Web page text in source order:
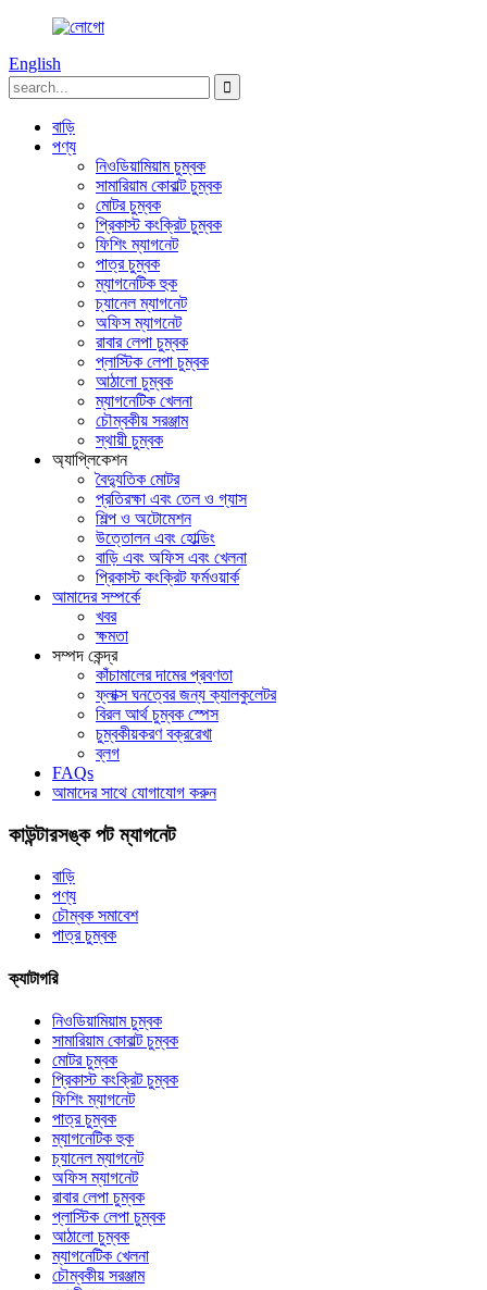
English
বাড়ি
পণ্য
নিওডিয়ামিয়াম চুম্বক
সামারিয়াম কোবাল্ট চুম্বক
মোটর চুম্বক
প্রিকাস্ট কংক্রিট চুম্বক
ফিশিং ম্যাগনেট
পাত্র চুম্বক
ম্যাগনেটিক হুক
চ্যানেল ম্যাগনেট
অফিস ম্যাগনেট
রাবার লেপা চুম্বক
প্লাস্টিক লেপা চুম্বক
আঠালো চুম্বক
ম্যাগনেটিক খেলনা
চৌম্বকীয় সরঞ্জাম
স্থায়ী চুম্বক
অ্যাপ্লিকেশন
বৈদ্যুতিক মোটর
প্রতিরক্ষা এবং তেল ও গ্যাস
শিল্প ও অটোমেশন
উত্তোলন এবং হোল্ডিং
বাড়ি এবং অফিস এবং খেলনা
প্রিকাস্ট কংক্রিট ফর্মওয়ার্ক
আমাদের সম্পর্কে
খবর
ক্ষমতা
সম্পদ কেন্দ্র
কাঁচামালের দামের প্রবণতা
ফ্লাক্স ঘনত্বের জন্য ক্যালকুলেটর
বিরল আর্থ চুম্বক স্পেস
চুম্বকীয়করণ বক্ররেখা
ব্লগ
FAQs
আমাদের সাথে যোগাযোগ করুন
কাউন্টারসঙ্ক পট ম্যাগনেট
বাড়ি
পণ্য
চৌম্বক সমাবেশ
পাত্র চুম্বক
ক্যাটাগরি
নিওডিয়ামিয়াম চুম্বক
সামারিয়াম কোবাল্ট চুম্বক
মোটর চুম্বক
প্রিকাস্ট কংক্রিট চুম্বক
ফিশিং ম্যাগনেট
পাত্র চুম্বক
ম্যাগনেটিক হুক
চ্যানেল ম্যাগনেট
অফিস ম্যাগনেট
রাবার লেপা চুম্বক
প্লাস্টিক লেপা চুম্বক
আঠালো চুম্বক
ম্যাগনেটিক খেলনা
চৌম্বকীয় সরঞ্জাম